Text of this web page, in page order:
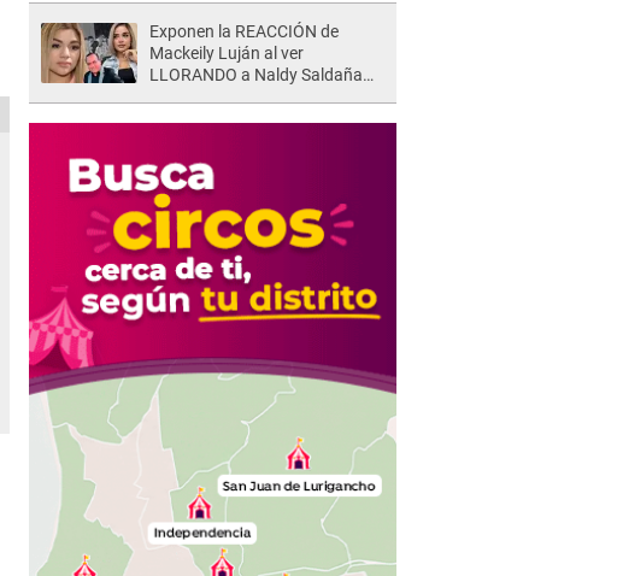
Exponen la REACCIÓN de
Mackeily Luján al ver
LLORANDO a Naldy Saldaña